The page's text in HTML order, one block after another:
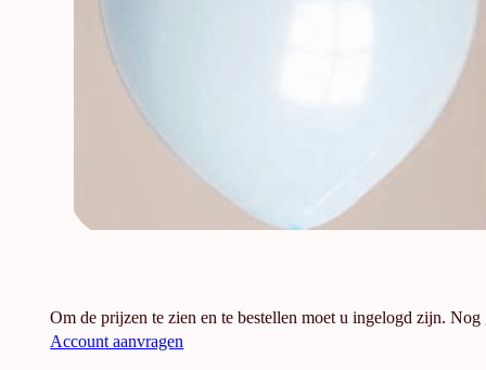
Om de prijzen te zien en te bestellen moet u ingelogd zijn. Nog
Account aanvragen